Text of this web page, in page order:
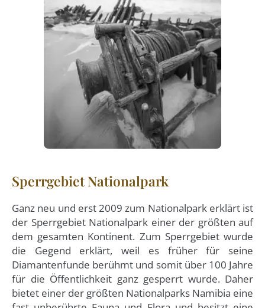
Sperrgebiet Nationalpark
Ganz neu und erst 2009 zum Nationalpark erklärt ist
der Sperrgebiet Nationalpark einer der größten auf
dem gesamten Kontinent. Zum Sperrgebiet wurde
die Gegend erklärt, weil es früher für seine
Diamantenfunde berühmt und somit über 100 Jahre
für die Öffentlichkeit ganz gesperrt wurde. Daher
bietet einer der größten Nationalparks Namibia eine